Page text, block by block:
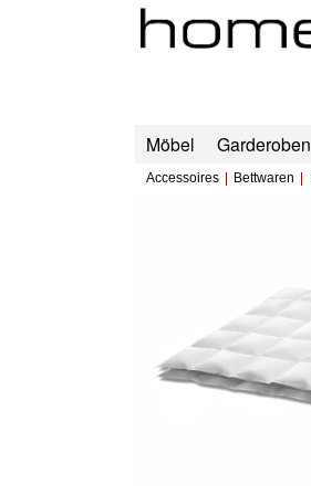
Möbel Garderoben
Accessoires Bettwaren